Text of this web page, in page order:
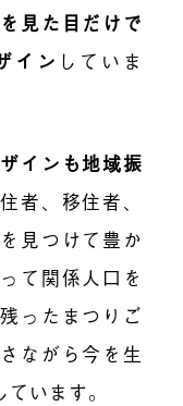
見た目だけで
イン していま
インも地域振
者、移住者、
見つけて豊か
て関係人口を
ったまつりご
ながら今を生
います。